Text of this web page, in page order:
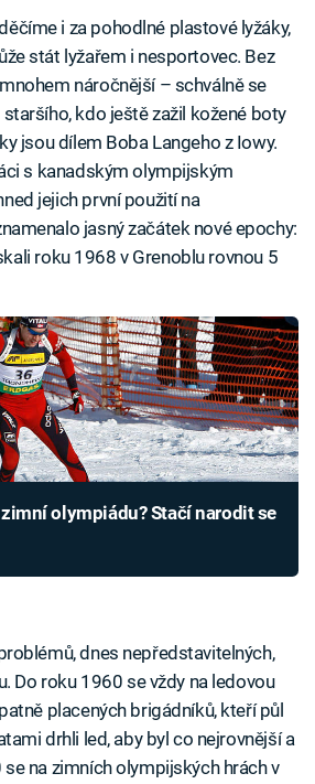
i za pohodlné plastové lyžáky,
stát lyžařem i nesportovec. Bez
náročnější – schválně se
kdo ještě zažil kožené boty
jsou dílem Boba Langeho z Iowy.
s kanadským olympijským
jejich první použití na
jasný začátek nové epochy:
roku 1968 v Grenoblu rovnou 5
olympiádu? Stačí narodit se
dnes nepředstavitelných,
Do roku 1960 se vždy na ledovou
placených brigádníků, kteří půl
drhli led, aby byl co nejrovnější a
na zimních olympijských hrách v